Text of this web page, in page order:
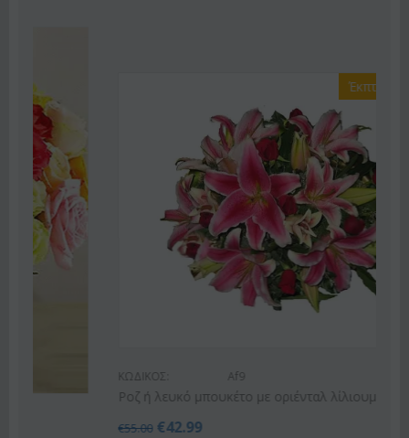
Έκπτωση 22%
Af9
Ροζ ή λευκό μπουκέτο με οριένταλ λίλιουμ
42.99